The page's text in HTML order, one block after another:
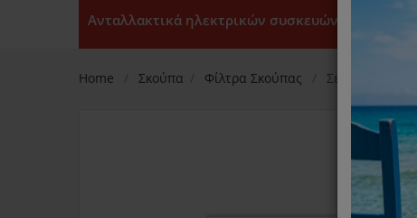
Ανταλλακτικά ηλεκτρικών συσκευών
Home Σκούπα Φίλτρα Σκούπας Σετ Φίλτρων